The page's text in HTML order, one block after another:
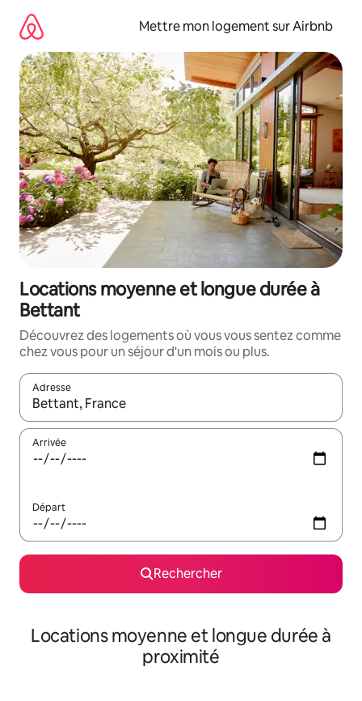
directement
contenu
Mettre mon logement sur Airbnb
Locations moyenne et longue durée à
Bettant
Découvrez des logements où vous vous sentez comme
chez vous pour un séjour d'un mois ou plus.
Adresse
Lorsque les résultats s'affichent, utilisez les flèches vers le
Arrivée
Départ
Rechercher
Locations moyenne et longue durée à
proximité